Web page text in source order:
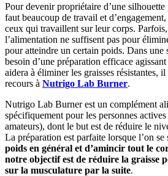
Pour devenir propriétaire d’une
faut beaucoup de travail et
ceux qui travaillent sur leur corps.
l’alimentation ne suffisent pas pour
pour atteindre un certain poids. Dans une
besoin d’une préparation efficace
aidera à éliminer les graisses résistantes,
recours à Nutrigo Lab Burner.
Nutrigo Lab Burner est un complément
spécifiquement pour les personnes
amateurs), dont le but est de réduire le
La préparation est parfaite lorsque l’on se
poids en général et d’amincir tout le
notre objectif est de réduire la graisse
sur la musculature par la suite.